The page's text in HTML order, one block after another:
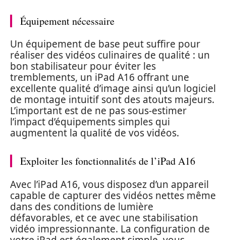
Équipement nécessaire
Un équipement de base peut suffire pour
réaliser des vidéos culinaires de qualité : un
bon stabilisateur pour éviter les
tremblements, un iPad A16 offrant une
excellente qualité d’image ainsi qu’un logiciel
de montage intuitif sont des atouts majeurs.
L’important est de ne pas sous-estimer
l’impact d’équipements simples qui
augmentent la qualité de vos vidéos.
Exploiter les fonctionnalités de l’iPad A16
Avec l’iPad A16, vous disposez d’un appareil
capable de capturer des vidéos nettes même
dans des conditions de lumière
défavorables, et ce avec une stabilisation
vidéo impressionnante. La configuration de